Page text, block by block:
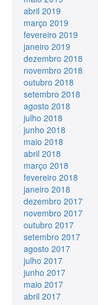
abril 2019
março 2019
fevereiro 2019
janeiro 2019
dezembro 2018
novembro 2018
outubro 2018
setembro 2018
agosto 2018
julho 2018
junho 2018
maio 2018
abril 2018
março 2018
fevereiro 2018
janeiro 2018
dezembro 2017
novembro 2017
outubro 2017
setembro 2017
agosto 2017
julho 2017
junho 2017
maio 2017
abril 2017